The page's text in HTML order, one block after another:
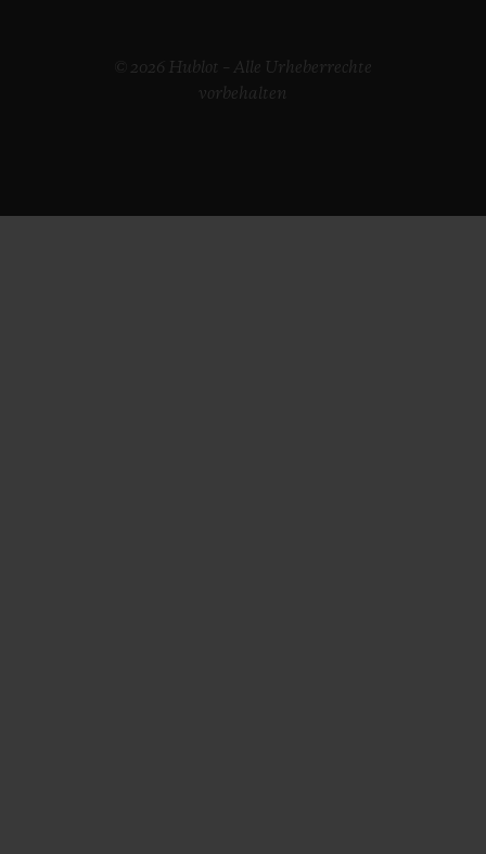
© 2026 Hublot – Alle Urheberrechte
vorbehalten